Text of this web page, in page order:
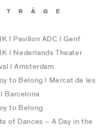
I Pavillon ADC I Genf
I Nederlands Theater
I Amsterdam
to Belong I Mercat de les
Barcelona
to Belong
of Dances – A Day in the